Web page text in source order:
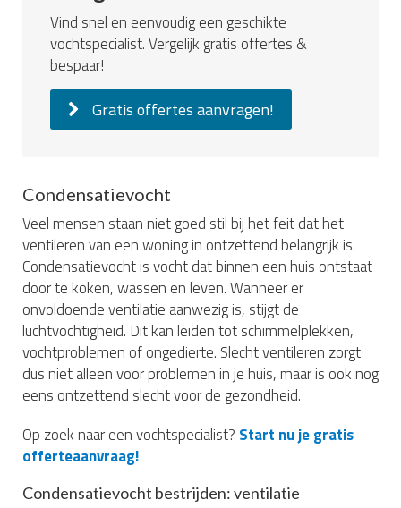
Vind snel en eenvoudig een geschikte
vochtspecialist. Vergelijk gratis offertes &
bespaar!
Gratis offertes aanvragen!
Condensatievocht
Veel mensen staan niet goed stil bij het feit dat het
ventileren van een woning in ontzettend belangrijk is.
Condensatievocht is vocht dat binnen een huis ontstaat
door te koken, wassen en leven. Wanneer er
onvoldoende ventilatie aanwezig is, stijgt de
luchtvochtigheid. Dit kan leiden tot schimmelplekken,
vochtproblemen of ongedierte. Slecht ventileren zorgt
dus niet alleen voor problemen in je huis, maar is ook nog
eens ontzettend slecht voor de gezondheid.
Op zoek naar een vochtspecialist? Start nu je gratis
offerteaanvraag!
Condensatievocht bestrijden: ventilatie